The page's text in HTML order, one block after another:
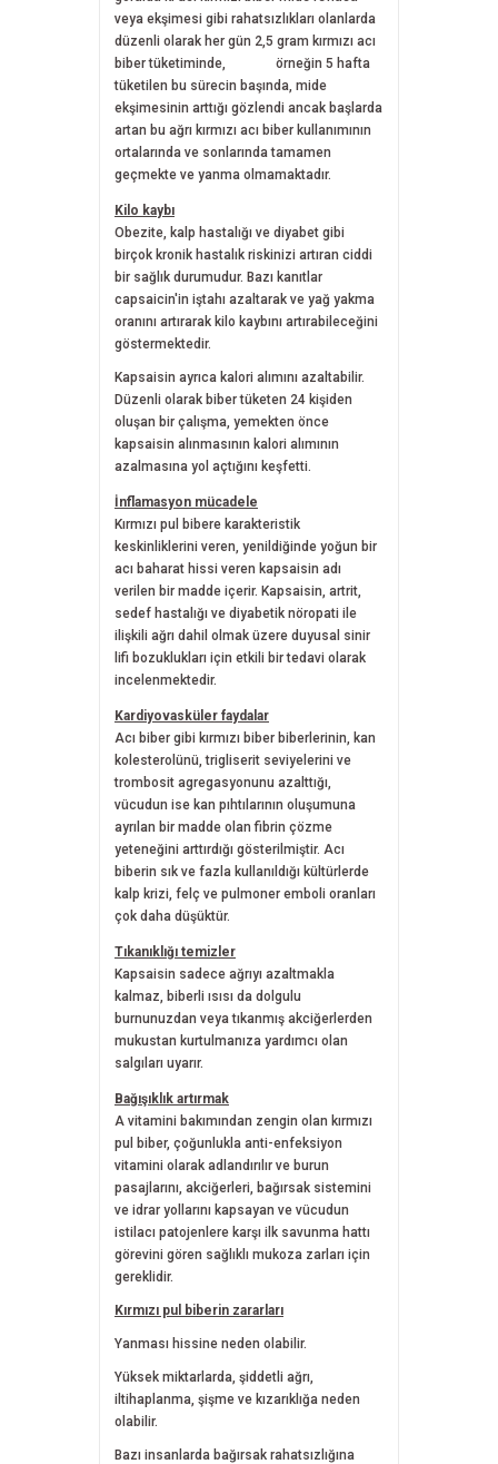
veya ekşimesi gibi rahatsızlıkları olanlarda
düzenli olarak her gün 2,5 gram kırmızı acı
biber tüketiminde, örneğin 5 hafta
tüketilen bu sürecin başında, mide
ekşimesinin arttığı gözlendi ancak başlarda
artan bu ağrı kırmızı acı biber kullanımının
ortalarında ve sonlarında tamamen
geçmekte ve yanma olmamaktadır.
Kilo kaybı
Obezite, kalp hastalığı ve diyabet gibi
birçok kronik hastalık riskinizi artıran ciddi
bir sağlık durumudur. Bazı kanıtlar
capsaicin'in iştahı azaltarak ve yağ yakma
oranını artırarak kilo kaybını artırabileceğini
göstermektedir.
Kapsaisin ayrıca kalori alımını azaltabilir.
Düzenli olarak biber tüketen 24 kişiden
oluşan bir çalışma, yemekten önce
kapsaisin alınmasının kalori alımının
azalmasına yol açtığını keşfetti.
İnflamasyon mücadele
Kırmızı pul bibere karakteristik
keskinliklerini veren, yenildiğinde yoğun bir
acı baharat hissi veren kapsaisin adı
verilen bir madde içerir. Kapsaisin, artrit,
sedef hastalığı ve diyabetik nöropati ile
ilişkili ağrı dahil olmak üzere duyusal sinir
lifi bozuklukları için etkili bir tedavi olarak
incelenmektedir.
Kardiyovasküler faydalar
Acı biber gibi kırmızı biber biberlerinin, kan
kolesterolünü, trigliserit seviyelerini ve
trombosit agregasyonunu azalttığı,
vücudun ise kan pıhtılarının oluşumuna
ayrılan bir madde olan fibrin çözme
yeteneğini arttırdığı gösterilmiştir. Acı
biberin sık ve fazla kullanıldığı kültürlerde
kalp krizi, felç ve pulmoner emboli oranları
çok daha düşüktür.
Tıkanıklığı temizler
Kapsaisin sadece ağrıyı azaltmakla
kalmaz, biberli ısısı da dolgulu
burnunuzdan veya tıkanmış akciğerlerden
mukustan kurtulmanıza yardımcı olan
salgıları uyarır.
Bağışıklık artırmak
A vitamini bakımından zengin olan kırmızı
pul biber, çoğunlukla anti-enfeksiyon
vitamini olarak adlandırılır ve burun
pasajlarını, akciğerleri, bağırsak sistemini
ve idrar yollarını kapsayan ve vücudun
istilacı patojenlere karşı ilk savunma hattı
görevini gören sağlıklı mukoza zarları için
gereklidir.
Kırmızı pul biberin zararları
Yanması hissine neden olabilir.
Yüksek miktarlarda, şiddetli ağrı,
iltihaplanma, şişme ve kızarıklığa neden
olabilir.
Bazı insanlarda bağırsak rahatsızlığına